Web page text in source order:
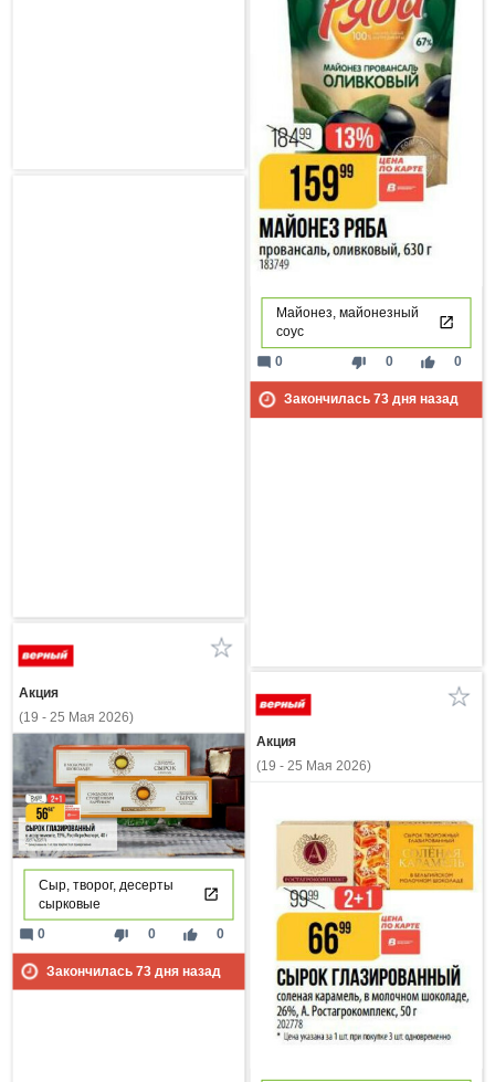
Майонез, майонезный
соус
thumb_down 0 thumb_up 0
mode_comment 0
Закончилась 73дня назад
Акция
(19 - 25 Мая 2026)
Сыр, творог, десерты
сырковые
thumb_down 0 thumb_up 0
mode_comment 0
Закончилась 73дня назад
Акция
(19 - 25 Мая 2026)